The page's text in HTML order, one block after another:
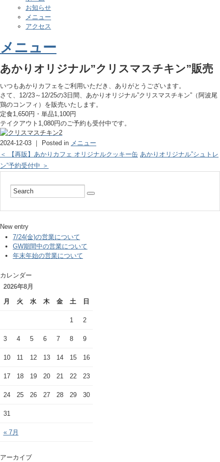
お知らせ
メニュー
アクセス
メニュー
あかりオリジナル”クリスマスチキン”販売
いつもあかりカフェをご利用いただき、ありがとうございます。
さて、12/23～12/25の3日間、あかりオリジナル”クリスマスチキン”（阿波尾
鶏のコンフィ）を販売いたします。
定食1,650円・単品1,100円
テイクアウト1,080円のご予約も受付中です。
2024-12-03 ｜ Posted in メニュー
＜ 【再販】あかりカフェ オリジナルクッキー缶 あかりオリジナル”シュトレ
ン”予約受付中 ＞
New entry
7/24(金)の営業について
GW期間中の営業について
年末年始の営業について
カレンダー
2026年8月
月
火 水 木 金 土 日
« 7月
1 2
3 4 5 6 7 8 9
10 11 12 13 14 15 16
17 18 19 20 21 22 23
24 25 26 27 28 29 30
31
アーカイブ